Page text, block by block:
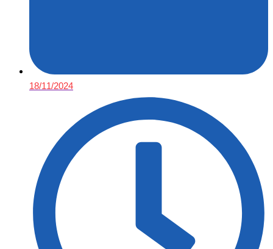
18/11/2024